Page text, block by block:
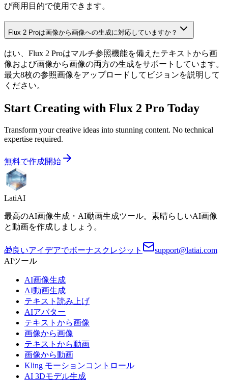
び商用目的で使用できます。
Flux 2 Proは画像から画像への生成に対応していますか？
はい、Flux 2 Proはマルチ参照機能を備えたテキストから画
像および画像から画像の両方の生成をサポートしています。
最大8枚の参照画像をアップロードしてビジョンを説明して
ください。
Start Creating with Flux 2 Pro Today
Transform your creative ideas into stunning content. No technical
expertise required.
無料で作成開始
LatiAI
最高のAI画像生成・AI動画生成ツール。素晴らしいAI画像
と動画を作成しましょう。
🎁良いアイデアでボーナスクレジット
support@latiai.com
AIツール
AI画像生成
AI動画生成
テキスト読み上げ
AIアバター
テキストから画像
画像から画像
テキストから動画
画像から動画
Kling モーションコントロール
AI 3Dモデル生成